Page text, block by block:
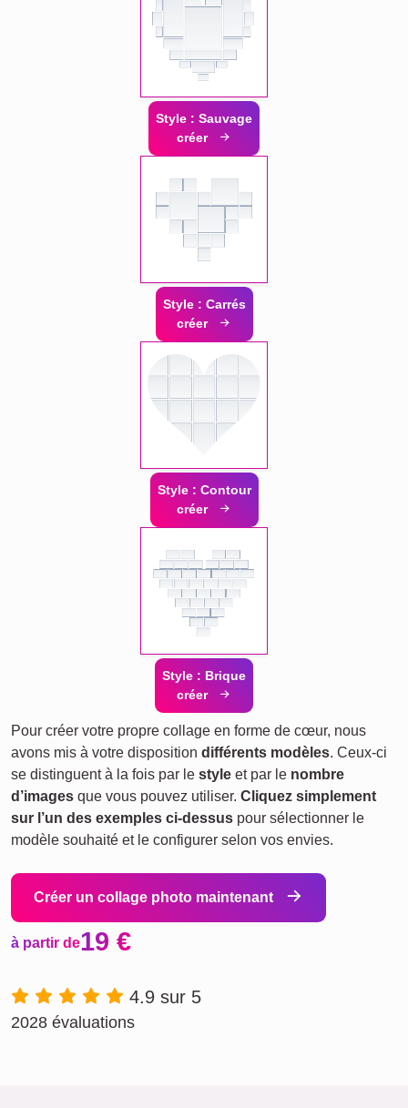
Style : Sauvage
créer
Style : Carrés
créer
Style : Contour
créer
Style : Brique
créer
Pour créer votre propre collage en forme de cœur, nous
avons mis à votre disposition différents modèles. Ceux-ci
se distinguent à la fois par le style et par le nombre
d’images que vous pouvez utiliser. Cliquez simplement
sur l’un des exemples ci-dessus pour sélectionner le
modèle souhaité et le configurer selon vos envies.
Créer un collage photo maintenant
à partir de19 €
4.9 sur 5
2028 évaluations